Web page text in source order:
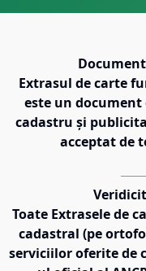
Extrasul de carte
este un
cadastru și
acceptat de
Toate Extrasele de
cadastral (pe
serviciilor oferite de